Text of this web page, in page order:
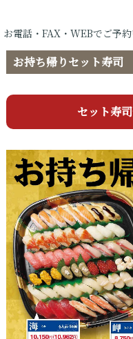
お電話・FAX・WEBでご予
お持ち帰りセット寿司
セット寿